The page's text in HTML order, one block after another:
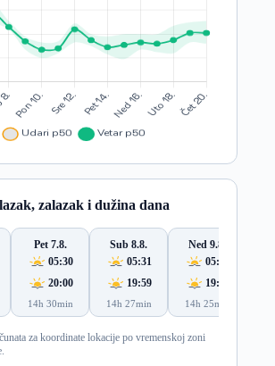
zalazak i dužina dana
Pet 7.8.
05:30
20:00
14h 30min
Sub 8.8.
05:31
19:59
14h 27min
Ned 9.8.
05:32
19:57
14h 25min
za koordinate lokacije po vremenskoj zoni